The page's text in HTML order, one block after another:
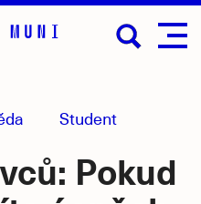
Student
Pokud